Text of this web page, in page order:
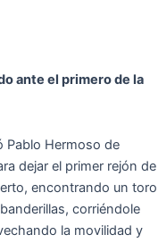
ante el primero de la
Pablo Hermoso de
dejar el primer rejón de
encontrando un toro
corriéndole
la movilidad y